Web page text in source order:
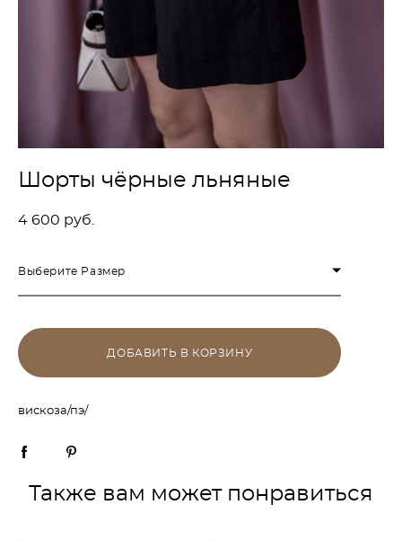
Шорты чёрные льняные
4 600 pуб.
Выберите Размер
ДОБАВИТЬ В КОРЗИНУ
вискоза/пэ/
Также вам может понравиться